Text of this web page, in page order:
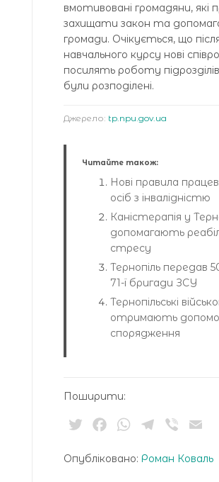
вмотивовані громадяни, які
захищати закон та
громади. Очікується, що
навчального курсу нові
посилять роботу
були розподілені.
Джерело: tp.npu.gov.ua
Читайте також:
Нові правила
осіб з інвалідністю
Каністерапія у
допомагають
стресу
Тернопіль передав
71-ї бригади ЗСУ
Тернопільські
отримають
спорядження
Поширити:
TwitterFacebookWhatsApp
Telegram
Viber
Опубліковано: Роман Коваль